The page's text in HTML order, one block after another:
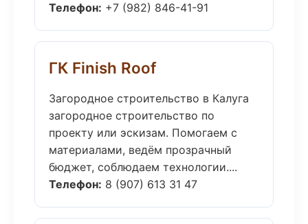
Телефон: +7 (982) 846-41-91
ГК Finish Roof
Загородное строительство в Калуга
загородное строительство по
проекту или эскизам. Помогаем с
материалами, ведём прозрачный
бюджет, соблюдаем технологии....
Телефон: 8 (907) 613 31 47